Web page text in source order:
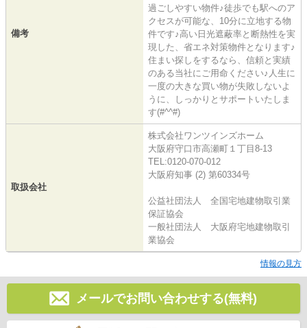
備考
過ごしやすい物件♪徒歩でも駅へのア
クセスが可能な、10分に立地する物
件です♪高い日光遮蔽率と断熱性を実
現した、省エネ対策物件となります♪
住まい探しをするなら、信頼と実績
のある当社にご用命ください♪人生に
一度の大きな買い物が失敗しないよ
うに、しっかりとサポートいたしま
す(#^^#)
取扱会社
株式会社ワンツインズホーム
大阪府守口市高瀬町１丁目8-13
TEL:0120-070-012
大阪府知事 (2) 第60334号
公益社団法人 全国宅地建物取引業
保証協会
一般社団法人 大阪府宅地建物取引
業協会
情報の見方
メールでお問い合わせする(無料)